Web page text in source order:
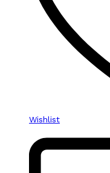
Wishlist